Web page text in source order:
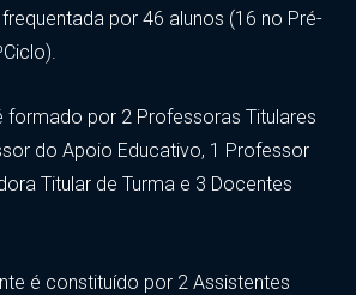
por 46 alunos (16 no Pré-
formado por 2 Professoras Titulares
do Apoio Educativo, 1 Professor
Titular de Turma e 3 Docentes
é constituído por 2 Assistentes